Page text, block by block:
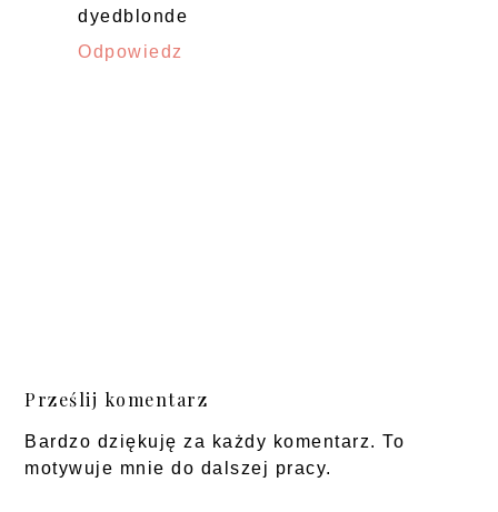
dyedblonde
Odpowiedz
Prześlij komentarz
Bardzo dziękuję za każdy komentarz. To
motywuje mnie do dalszej pracy.